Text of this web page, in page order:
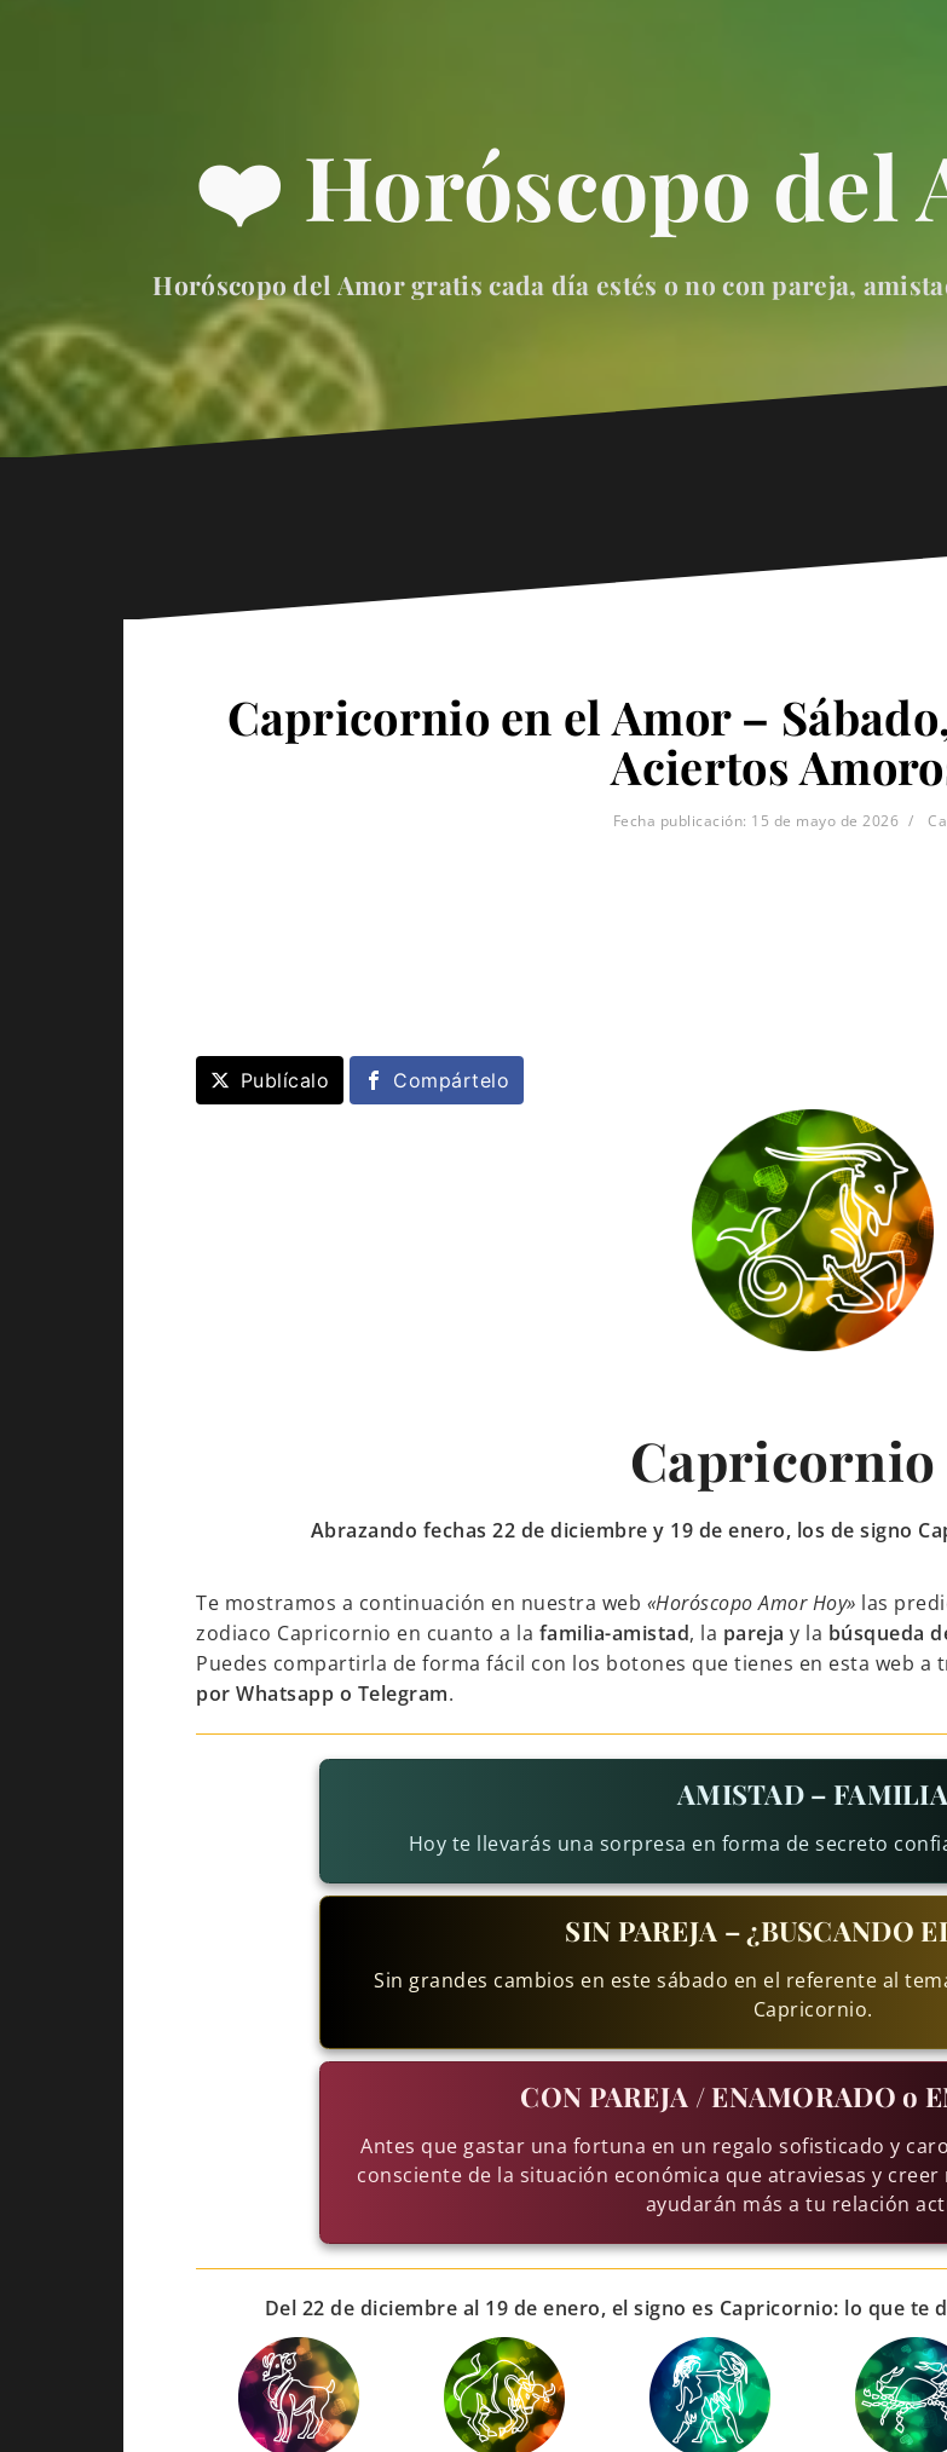
❤️ Horóscopo del
Horóscopo del Amor gratis cada día estés o no con pareja,
Capricornio en el Amor –
Aciertos
Fecha publicación: 15 de mayo de 2026
Publícalo Compártelo
Capricornio
Abrazando fechas 22 de diciembre y 19 de enero, los de signo
Te mostramos a continuación en nuestra web «Horóscopo Amor Hoy» las
zodiaco Capricornio en cuanto a la familia-amistad, la pareja y la búsqueda
Puedes compartirla de forma fácil con los botones que tienes en esta web a
por Whatsapp o Telegram.
AMISTAD – FAMILIA
Hoy te llevarás una sorpresa en forma de secreto
SIN PAREJA – ¿BUSCANDO
Sin grandes cambios en este sábado en el referente al
Capricornio.
CON PAREJA / ENAMORADO o
Antes que gastar una fortuna en un regalo sofisticado y
consciente de la situación económica que atraviesas y
ayudarán más a tu relación
Del 22 de diciembre al 19 de enero, el signo es Capricornio: lo que